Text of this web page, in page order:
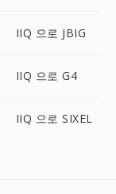
IIQ 으로 JBIG
IIQ 으로 G4
IIQ 으로 SIXEL